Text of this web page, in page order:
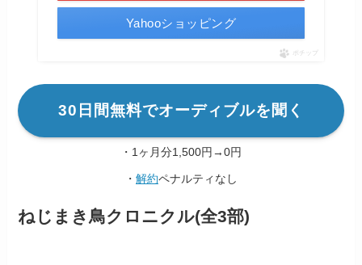
Yahooショッピング
ポチップ
30日間無料でオーディブルを聞く
・1ヶ月分1,500円→0円
・ 解約ペナルティなし
ねじまき鳥クロニクル(全3部)